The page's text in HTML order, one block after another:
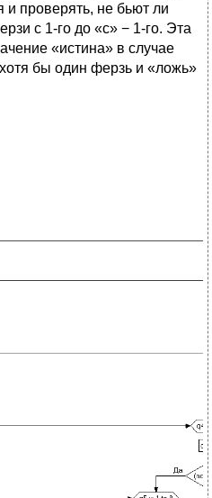
проверять, не бьют ли
с 1-го до «c» − 1-го. Эта
«истина» в случае
бы один ферзь и «ложь»